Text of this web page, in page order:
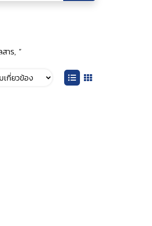
าร, ”